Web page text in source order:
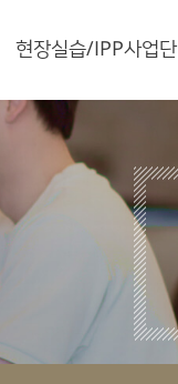
현장실습/IPP사업단